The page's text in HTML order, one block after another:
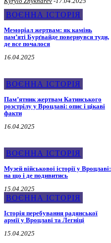
ВОЄННА ІСТОРІЯ
Меморіал жертвам: як камінь
пам’яті Бурґвайде повернувся туди,
де все почалося
16.04.2025
ВОЄННА ІСТОРІЯ
Пам’ятник жертвам Катинського
розстрілу у Вроцлаві: опис і цікаві
факти
16.04.2025
ВОЄННА ІСТОРІЯ
Музей військової історії у Вроцлаві:
на що і де подивитись
15.04.2025
ВОЄННА ІСТОРІЯ
Історія перебування радянської
армії у Вроцлаві та Легніці
15.04.2025